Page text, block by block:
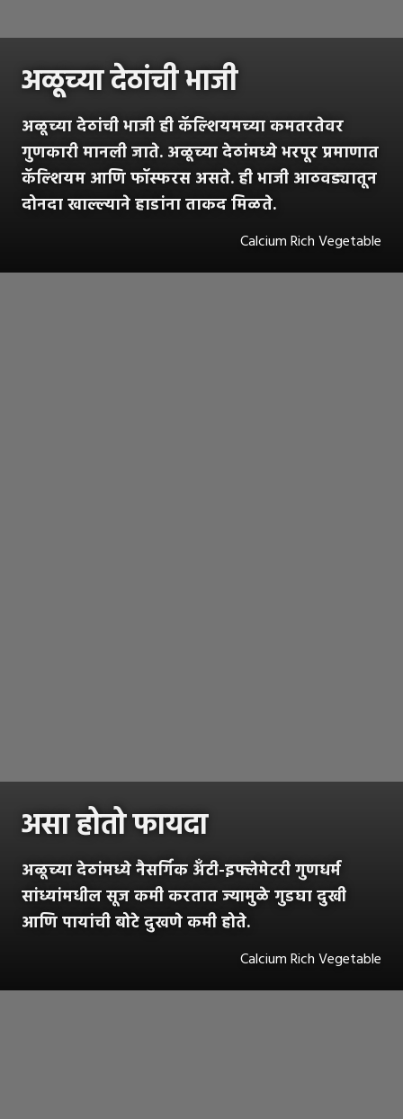
अळूच्या देठांची भाजी
अळूच्या देठांची भाजी ही कॅल्शियमच्या कमतरतेवर
गुणकारी मानली जाते. अळूच्या देठांमध्ये भरपूर प्रमाणात
कॅल्शियम आणि फॉस्फरस असते. ही भाजी आठवड्यातून
दोनदा खाल्ल्याने हाडांना ताकद मिळते.
Calcium Rich Vegetable
असा होतो फायदा
अळूच्या देठांमध्ये नैसर्गिक अँटी-इफ्लेमेटरी गुणधर्म
सांध्यांमधील सूज कमी करतात ज्यामुळे गुडघा दुखी
आणि पायांची बोटे दुखणे कमी होते.
Calcium Rich Vegetable